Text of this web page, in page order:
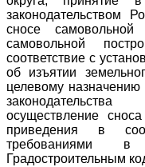
законодательством
сносе
самовольной
соответствие с
об изъятии
целевому
осуществление
приведения в
требованиями в
Градостроительным